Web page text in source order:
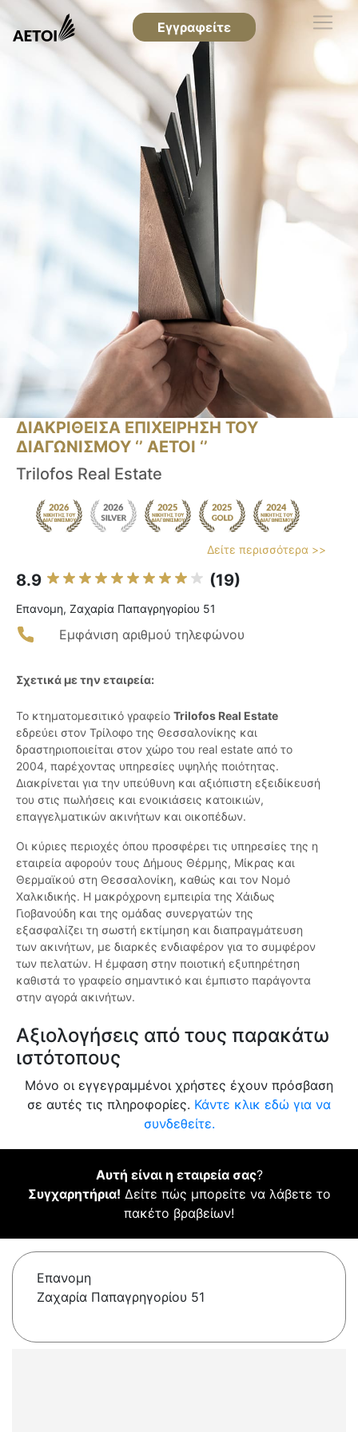
Εγγραφείτε
ΔΙΑΚΡΙΘΕΙΣΑ ΕΠΙΧΕΙΡΗΣΗ ΤΟΥ
ΔΙΑΓΩΝΙΣΜΟΥ ‘’ ΑΕΤΟΙ ‘’
Trilofos Real Estate
Δείτε περισσότερα >>
8.9 (19)
Επανομη, Ζαχαρία Παπαγρηγορίου 51
Εμφάνιση αριθμού τηλεφώνου
Σχετικά με την εταιρεία:
Το κτηματομεσιτικό γραφείο Trilofos Real Estate
εδρεύει στον Τρίλοφο της Θεσσαλονίκης και
δραστηριοποιείται στον χώρο του real estate από το
2004, παρέχοντας υπηρεσίες υψηλής ποιότητας.
Διακρίνεται για την υπεύθυνη και αξιόπιστη εξειδίκευσή
του στις πωλήσεις και ενοικιάσεις κατοικιών,
επαγγελματικών ακινήτων και οικοπέδων.
Οι κύριες περιοχές όπου προσφέρει τις υπηρεσίες της η
εταιρεία αφορούν τους Δήμους Θέρμης, Μίκρας και
Θερμαϊκού στη Θεσσαλονίκη, καθώς και τον Νομό
Χαλκιδικής. Η μακρόχρονη εμπειρία της Χάιδως
Γιοβανούδη και της ομάδας συνεργατών της
εξασφαλίζει τη σωστή εκτίμηση και διαπραγμάτευση
των ακινήτων, με διαρκές ενδιαφέρον για το συμφέρον
των πελατών. Η έμφαση στην ποιοτική εξυπηρέτηση
καθιστά το γραφείο σημαντικό και έμπιστο παράγοντα
στην αγορά ακινήτων.
Αξιολογήσεις από τους παρακάτω
ιστότοπους
Μόνο οι εγγεγραμμένοι χρήστες έχουν πρόσβαση
σε αυτές τις πληροφορίες. Κάντε κλικ εδώ για να
συνδεθείτε.
Αυτή είναι η εταιρεία σας?
Συγχαρητήρια! Δείτε πώς μπορείτε να λάβετε το
πακέτο βραβείων!
Επανομη
Ζαχαρία Παπαγρηγορίου 51